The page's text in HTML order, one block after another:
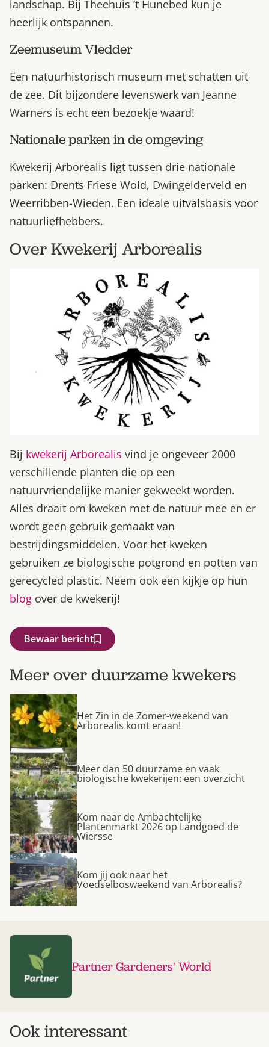
landschap. Bij Theehuis ’t Hunebed kun je
heerlijk ontspannen.
Zeemuseum Vledder
Een natuurhistorisch museum met schatten uit
de zee. Dit bijzondere levenswerk van Jeanne
Warners is echt een bezoekje waard!
Nationale parken in de omgeving
Kwekerij Arborealis ligt tussen drie nationale
parken: Drents Friese Wold, Dwingelderveld en
Weerribben-Wieden. Een ideale uitvalsbasis voor
natuurliefhebbers.
Over Kwekerij Arborealis
Bij kwekerij Arborealis vind je ongeveer 2000
verschillende planten die op een
natuurvriendelijke manier gekweekt worden.
Alles draait om kweken met de natuur mee en er
wordt geen gebruik gemaakt van
bestrijdingsmiddelen. Voor het kweken
gebruiken ze biologische potgrond en potten van
gerecycled plastic. Neem ook een kijkje op hun
blog over de kwekerij!
Bewaar bericht
Meer over duurzame kwekers
Het Zin in de Zomer-weekend van
Arborealis komt eraan!
Meer dan 50 duurzame en vaak
biologische kwekerijen: een overzicht
Kom naar de Ambachtelijke
Plantenmarkt 2026 op Landgoed de
Wiersse
Kom jij ook naar het
Voedselbosweekend van Arborealis?
Partner Gardeners' World
Ook interessant